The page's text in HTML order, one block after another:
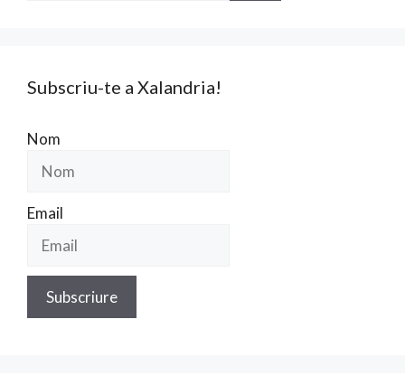
Subscriu-te a Xalandria!
Nom
Email